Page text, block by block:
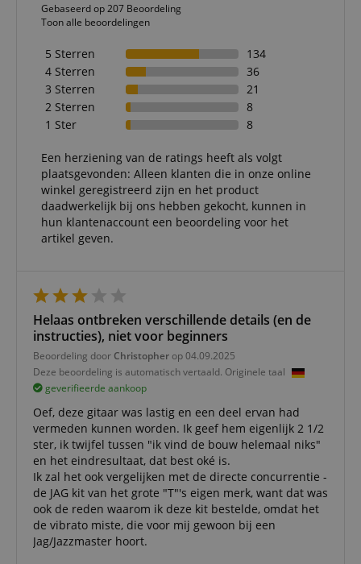
Gebaseerd op 207 Beoordeling
Toon alle beoordelingen
5 Sterren
134
4 Sterren
36
3 Sterren
21
2 Sterren
8
1 Ster
8
Een herziening van de ratings heeft als volgt
plaatsgevonden: Alleen klanten die in onze online
winkel geregistreerd zijn en het product
daadwerkelijk bij ons hebben gekocht, kunnen in
hun klantenaccount een beoordeling voor het
artikel geven.
Helaas ontbreken verschillende details (en de
instructies), niet voor beginners
Beoordeling door Christopher op 04.09.2025
Deze beoordeling is automatisch vertaald. Originele taal
geverifieerde aankoop
Oef, deze gitaar was lastig en een deel ervan had
vermeden kunnen worden. Ik geef hem eigenlijk 2 1/2
ster, ik twijfel tussen "ik vind de bouw helemaal niks"
en het eindresultaat, dat best oké is.
Ik zal het ook vergelijken met de directe concurrentie -
de JAG kit van het grote "T"'s eigen merk, want dat was
ook de reden waarom ik deze kit bestelde, omdat het
de vibrato miste, die voor mij gewoon bij een
Jag/Jazzmaster hoort.